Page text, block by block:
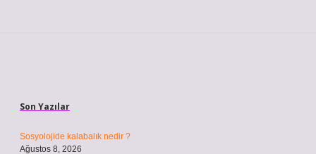
Son Yazılar
Sosyolojide kalabalık nedir ?
Ağustos 8, 2026